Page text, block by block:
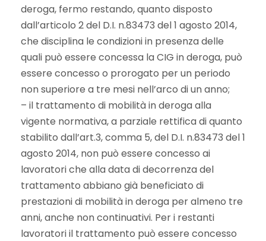
deroga, fermo restando, quanto disposto
dall’articolo 2 del D.I. n.83473 del 1 agosto 2014,
che disciplina le condizioni in presenza delle
quali può essere concessa la CIG in deroga, può
essere concesso o prorogato per un periodo
non superiore a tre mesi nell’arco di un anno;
– il trattamento di mobilità in deroga alla
vigente normativa, a parziale rettifica di quanto
stabilito dall’art.3, comma 5, del D.I. n.83473 del 1
agosto 2014, non può essere concesso ai
lavoratori che alla data di decorrenza del
trattamento abbiano già beneficiato di
prestazioni di mobilità in deroga per almeno tre
anni, anche non continuativi. Per i restanti
lavoratori il trattamento può essere concesso